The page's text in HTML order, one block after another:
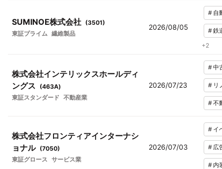
SUMINOE株式会社 (3501)
東証プライム 繊維製品
2026/08/05
# 自
#鉄
+2
株式会社インテリックスホールディ
ングス
(463A)
東証スタンダード 不動産業
2026/07/23
#中
# リ
#不
株式会社フロンティアインターナシ
ョナル (7050)
東証グロース サービス業
2026/07/03
# イ
# 広
# 内